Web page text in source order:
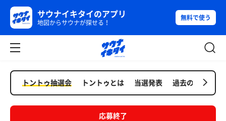
サウナイキタイのアプリ
地図からサウナが探せる！
無料で使う
トントゥ抽選会 トントゥとは 当選発表 過去の抽選会
応募終了